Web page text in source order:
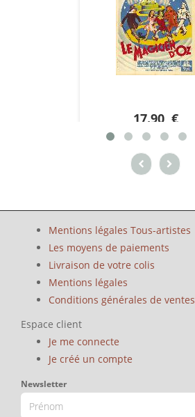
17.90 €
Mentions légales Tous-artistes
Les moyens de paiements
Livraison de votre colis
Mentions légales
Conditions générales de ventes
Espace client
Je me connecte
Je créé un compte
Newsletter